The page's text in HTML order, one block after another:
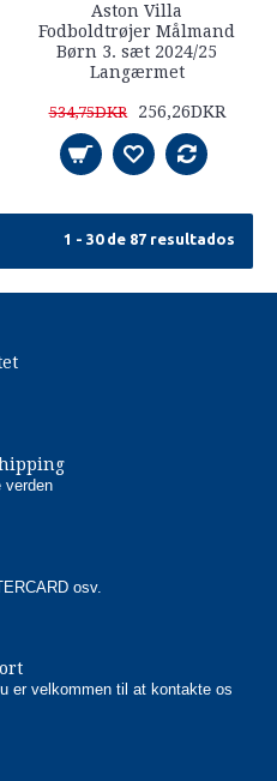
Aston Villa
Fodboldtrøjer Målmand
Børn 3. sæt 2024/25
Langærmet
534,75DKR 256,26DKR
1 - 30 de 87 resultados
verden
osv.
er velkommen til at kontakte os